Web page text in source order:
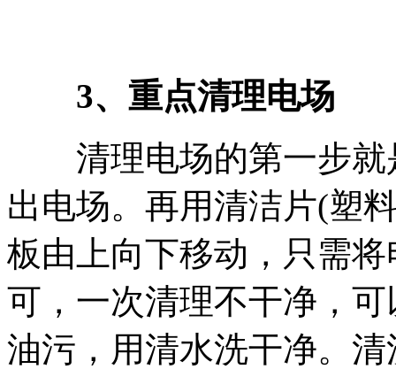
3、重点清理电场
清理电场的第一步就
出电场。再用清洁片(塑
板由上向下移动，只需
可，一次清理不干净，
油污，用清水洗干净。